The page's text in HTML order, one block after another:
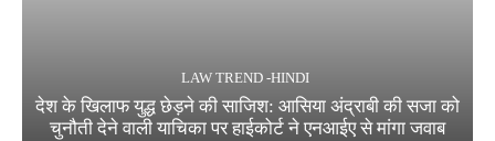
LAW TREND -HINDI
देश के खिलाफ युद्ध छेड़ने की साजिश: आसिया अंद्राबी की सजा को
चुनौती देने वाली याचिका पर हाईकोर्ट ने एनआईए से मांगा जवाब